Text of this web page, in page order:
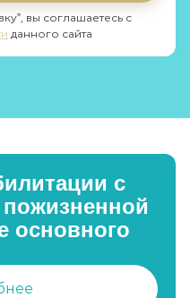
вы соглашаетесь с
данного сайта
с
основного